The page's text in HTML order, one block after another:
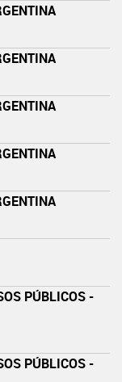
PÚBLICOS -
PÚBLICOS -